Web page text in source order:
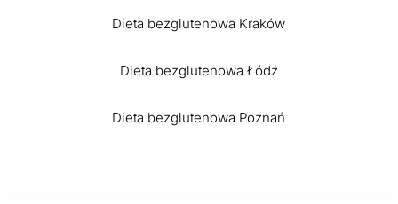
Dieta bezglutenowa Kraków
Dieta bezglutenowa Łódź
Dieta bezglutenowa Poznań